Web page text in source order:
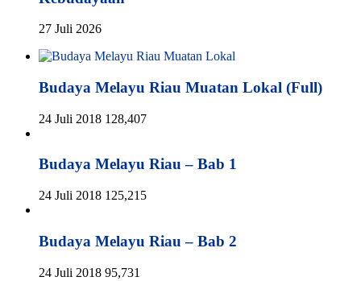
27 Juli 2026
Budaya Melayu Riau Muatan Lokal (Full)
24 Juli 2018 128,407
Budaya Melayu Riau – Bab 1
24 Juli 2018 125,215
Budaya Melayu Riau – Bab 2
24 Juli 2018 95,731